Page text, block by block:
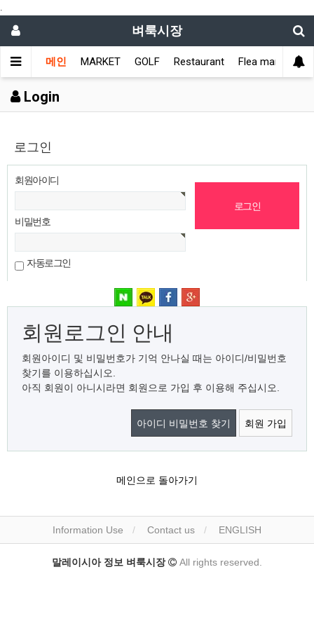
.
벼룩시장
메인 MARKET GOLF Restaurant Flea market
Login
로그인
회원아이디
비밀번호
자동로그인
네이버 로그인
카카오 로그인
페이스북 로그인
구글 로그인
회원로그인 안내
회원아이디 및 비밀번호가 기억 안나실 때는 아이디/비밀번호
찾기를 이용하십시오.
아직 회원이 아니시라면 회원으로 가입 후 이용해 주십시오.
아이디 비밀번호 찾기 회원 가입
메인으로 돌아가기
Information Use Contact us ENGLISH
말레이시아 정보 벼룩시장 All rights reserved.